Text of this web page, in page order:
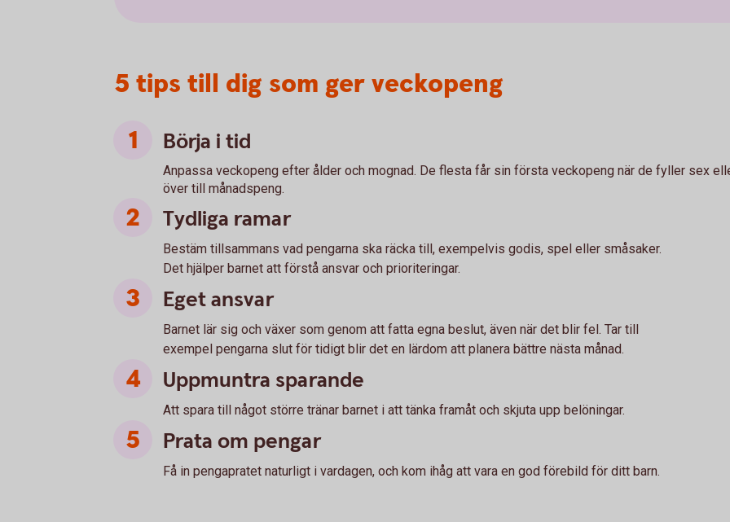
5 tips till dig som ger veckopeng
Börja i tid
Anpassa veckopeng efter ålder och mognad. De flesta får sin första veckopeng när de fyller sex
över till månadspeng.
Tydliga ramar
Bestäm tillsammans vad pengarna ska räcka till, exempelvis godis, spel eller småsaker.
Det hjälper barnet att förstå ansvar och prioriteringar.
Eget ansvar
Barnet lär sig och växer som genom att fatta egna beslut, även när det blir fel. Tar till
exempel pengarna slut för tidigt blir det en lärdom att planera bättre nästa månad.
Uppmuntra sparande
Att spara till något större tränar barnet i att tänka framåt och skjuta upp belöningar.
Prata om pengar
Få in pengapratet naturligt i vardagen, och kom ihåg att vara en god förebild för ditt barn.